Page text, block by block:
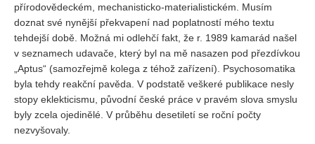
přírodovědeckém, mechanisticko-materialistickém. Musím
doznat své nynější překvapení nad poplatností mého textu
tehdejší době. Možná mi odlehčí fakt, že r. 1989 kamarád našel
v seznamech udavače, který byl na mě nasazen pod přezdívkou
„Aptus“ (samozřejmě kolega z téhož zařízení). Psychosomatika
byla tehdy reakční pavěda. V podstatě veškeré publikace nesly
stopy eklekticismu, původní české práce v pravém slova smyslu
byly zcela ojedinělé. V průběhu desetiletí se roční počty
nezvyšovaly.